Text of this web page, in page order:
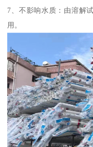
7、不影响水质：由溶解
用。